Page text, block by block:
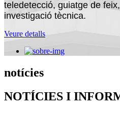
teledetecció, guiatge de
investigació tècnica.
Veure detalls
notícies
NOTÍCIES I